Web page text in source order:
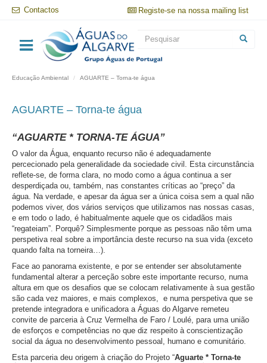
Passar
para
conteúdo
principal
Contactos Registe-se na nossa mailing list
Formulário
de
pesquisa
Pesquisar
Educação Ambiental AGUARTE – Torna-te água
AGUARTE – Torna-te água
“AGUARTE * TORNA-TE ÁGUA”
O valor da Água, enquanto recurso não é adequadamente
percecionado pela generalidade da sociedade civil. Esta circunstância
reflete-se, de forma clara, no modo como a água continua a ser
desperdiçada ou, também, nas constantes críticas ao “preço” da
água. Na verdade, e apesar da água ser a única coisa sem a qual não
podemos viver, dos vários serviços que utilizamos nas nossas casas,
e em todo o lado, é habitualmente aquele que os cidadãos mais
“regateiam”. Porquê? Simplesmente porque as pessoas não têm uma
perspetiva real sobre a importância deste recurso na sua vida (exceto
quando falta na torneira…).
Face ao panorama existente, e por se entender ser absolutamente
fundamental alterar a perceção sobre este importante recurso, numa
altura em que os desafios que se colocam relativamente à sua gestão
são cada vez maiores, e mais complexos, e numa perspetiva que se
pretende integradora e unificadora a Águas do Algarve remeteu
convite de parceria à Cruz Vermelha de Faro / Loulé, para uma união
de esforços e competências no que diz respeito à conscientização
social da água no desenvolvimento pessoal, humano e comunitário.
Esta parceria deu origem à criação do Projeto “Aguarte * Torna-te